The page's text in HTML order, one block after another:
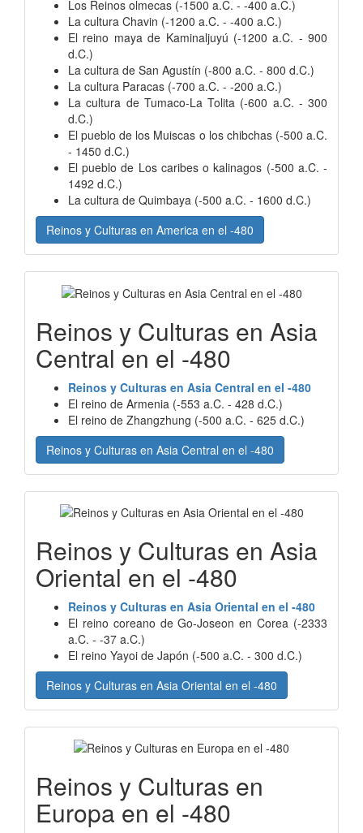
Los Reinos olmecas (-1500 a.C. - -400 a.C.)
La cultura Chavin (-1200 a.C. - -400 a.C.)
El reino maya de Kaminaljuyú (-1200 a.C. - 900
d.C.)
La cultura de San Agustín (-800 a.C. - 800 d.C.)
La cultura Paracas (-700 a.C. - -200 a.C.)
La cultura de Tumaco-La Tolita (-600 a.C. - 300
d.C.)
El pueblo de los Muiscas o los chibchas (-500 a.C.
- 1450 d.C.)
El pueblo de Los caribes o kalinagos (-500 a.C. -
1492 d.C.)
La cultura de Quimbaya (-500 a.C. - 1600 d.C.)
Reinos y Culturas en America en el -480
Reinos y Culturas en Asia
Central en el -480
Reinos y Culturas en Asia Central en el -480
El reino de Armenia (-553 a.C. - 428 d.C.)
El reino de Zhangzhung (-500 a.C. - 625 d.C.)
Reinos y Culturas en Asia Central en el -480
Reinos y Culturas en Asia
Oriental en el -480
Reinos y Culturas en Asia Oriental en el -480
El reino coreano de Go-Joseon en Corea (-2333
a.C. - -37 a.C.)
El reino Yayoi de Japón (-500 a.C. - 300 d.C.)
Reinos y Culturas en Asia Oriental en el -480
Reinos y Culturas en
Europa en el -480